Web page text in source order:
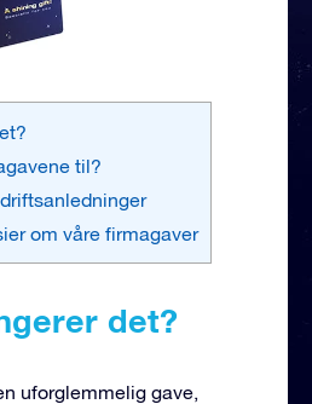
til?
om våre firmagaver
det?
uforglemmelig gave,